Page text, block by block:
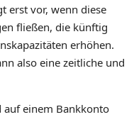
erst vor, wenn diese
fließen, die künftig
erhöhen.
also eine zeitliche und
auf einem Bankkonto